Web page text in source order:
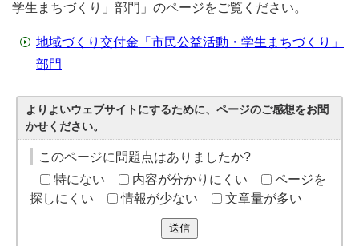
学生まちづくり」部門」のページをご覧ください。
地域づくり交付金「市民公益活動・学生まちづくり」
部門
よりよいウェブサイトにするために、ページのご感想をお聞
かせください。
このページに問題点はありましたか?
特にない
内容が分かりにくい
ページを
探しにくい
情報が少ない 文章量が多い
送信